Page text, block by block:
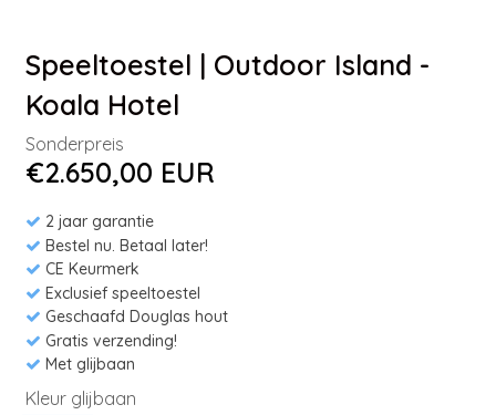
Speeltoestel | Outdoor Island -
Koala Hotel
Sonderpreis
€2.650,00 EUR
2 jaar garantie
Bestel nu. Betaal later!
CE Keurmerk
Exclusief speeltoestel
Geschaafd Douglas hout
Gratis verzending!
Met glijbaan
Kleur glijbaan